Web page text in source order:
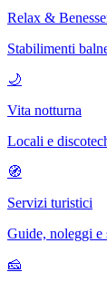
Relax &
Stabilimenti
🌙
Vita notturna
Locali e
🧭
Servizi turistici
Guide, noleggi
🧀